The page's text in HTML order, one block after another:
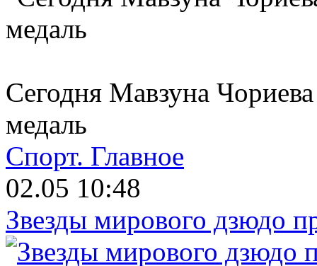
Сегодня Мавзуна
медаль
Спорт. Главное
02.05 10:48
Звезды мирового дзюдо